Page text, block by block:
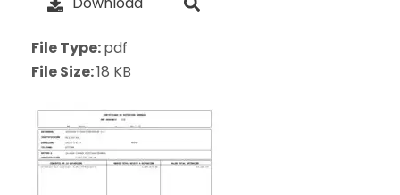
File Type:pdf
File Size:18 KB